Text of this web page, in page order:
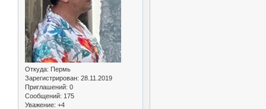
Откуда: Пермь
Зарегистрирован: 28.11.2019
Приглашений: 0
Сообщений: 175
Уважение: +4